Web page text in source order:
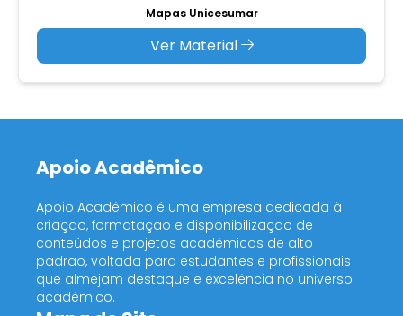
Mapas Unicesumar
Ver Material
Apoio Acadêmico
Apoio Acadêmico é uma empresa dedicada à
criação, formatação e disponibilização de
conteúdos e projetos acadêmicos de alto
padrão, voltada para estudantes e profissionais
que almejam destaque e excelência no universo
acadêmico.